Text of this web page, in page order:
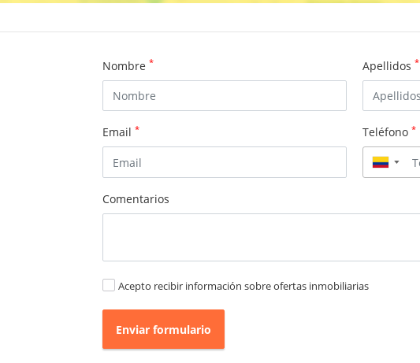
Nombre * Apellidos *
Email * Teléfono *
▼
Comentarios
Acepto recibir información sobre ofertas inmobiliarias
Enviar formulario